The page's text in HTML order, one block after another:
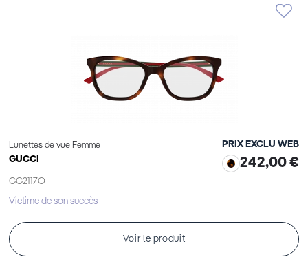
Lunettes de vue Femme
GUCCI
GG2117O
PRIX EXCLU WEB
242,00 €
Victime de son succès
Voir le produit